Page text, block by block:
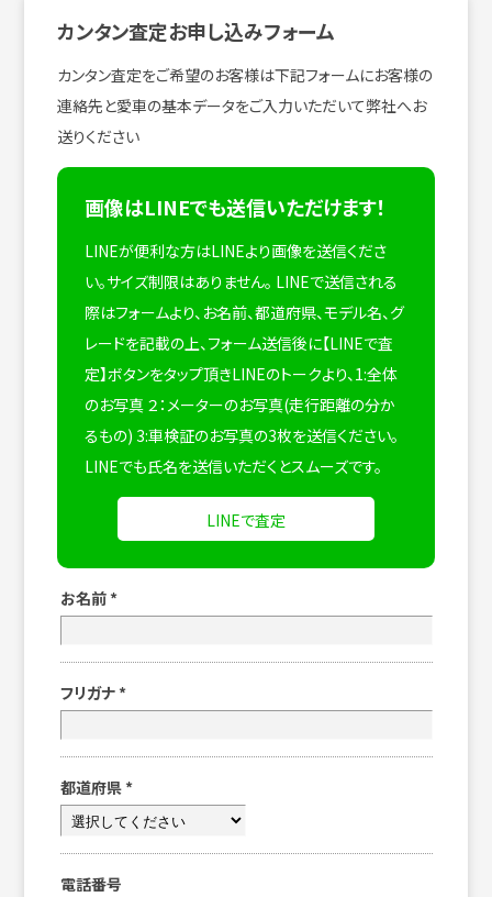
カンタン査定お申し込みフォーム
カンタン査定をご希望のお客様は下記フォームにお客様の
連絡先と愛車の基本データをご入力いただいて弊社へお
送りください
画像はLINEでも送信いただけます！
LINEが便利な方はLINEより画像を送信くださ
い。サイズ制限はありません。 LINEで送信される
際はフォームより、お名前、都道府県、モデル名、グ
レードを記載の上、フォーム送信後に【LINEで査
定】ボタンをタップ頂きLINEのトークより、1:全体
のお写真 ２：メーターのお写真(走行距離の分か
るもの) 3:車検証のお写真の3枚を送信ください。
LINEでも氏名を送信いただくとスムーズです。
LINEで査定
お名前 *
フリガナ *
都道府県 *
電話番号